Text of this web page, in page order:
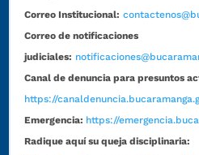
Correo Institucional:
Correo de notificaciones
judiciales:
Canal de denuncia para presuntos
https://
Emergencia: https://
Radique aquí su queja disciplinaria: